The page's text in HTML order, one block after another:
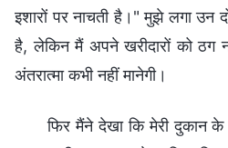
इशारों पर नाचती है।" मुझे लगा उन
है, लेकिन मैं अपने खरीदारों को ठग
अंतरात्मा कभी नहीं मानेगी।
फिर मैंने देखा कि मेरी दुकान